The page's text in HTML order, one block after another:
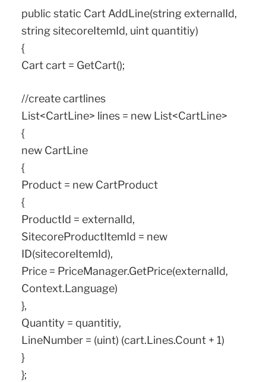
public static Cart AddLine(string externalId,
string sitecoreItemId, uint quantitiy)
{
Cart cart = GetCart();
//create cartlines
List<CartLine> lines = new List<CartLine>
{
new CartLine
{
Product = new CartProduct
{
ProductId = externalId,
SitecoreProductItemId = new
ID(sitecoreItemId),
Price = PriceManager.GetPrice(externalId,
Context.Language)
},
Quantity = quantitiy,
LineNumber = (uint) (cart.Lines.Count + 1)
}
};